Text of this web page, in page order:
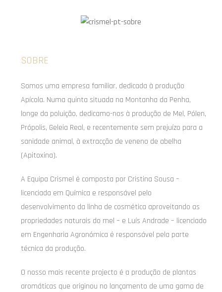
SOBRE
Somos uma empresa familiar, dedicada à produção
Apícola. Numa quinta situada na Montanha da Penha,
longe da poluição, dedicamo-nos à produção de Mel, Pólen,
Própolis, Geleia Real, e recentemente sem prejuízo para a
sanidade animal, à extracção de veneno de abelha
(Apitoxina).
A Equipa Crismel é composta por Cristina Sousa –
licenciada em Química e responsável pelo
desenvolvimento da linha de cosmética aproveitando as
propriedades naturais do mel – e Luís Andrade – licenciado
em Engenharia Agronómica é responsável pela parte
técnica da produção.
O nosso mais recente projecto é a produção de plantas
aromáticas que originou no lançamento de uma gama de